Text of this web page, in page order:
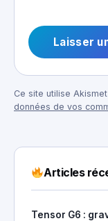
Ce site utilise
données de vos
Articles
Tensor G6 :